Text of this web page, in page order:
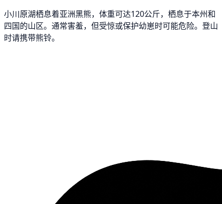
小川原湖栖息着亚洲黑熊，体重可达120公斤，栖息于本州和
四国的山区。通常害羞，但受惊或保护幼崽时可能危险。登山
时请携带熊铃。